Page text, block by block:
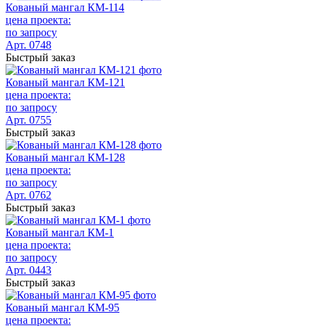
Кованый мангал КМ-114
цена проекта:
по запросу
Арт. 0748
Быстрый заказ
Кованый мангал КМ-121
цена проекта:
по запросу
Арт. 0755
Быстрый заказ
Кованый мангал КМ-128
цена проекта:
по запросу
Арт. 0762
Быстрый заказ
Кованый мангал КМ-1
цена проекта:
по запросу
Арт. 0443
Быстрый заказ
Кованый мангал КМ-95
цена проекта: